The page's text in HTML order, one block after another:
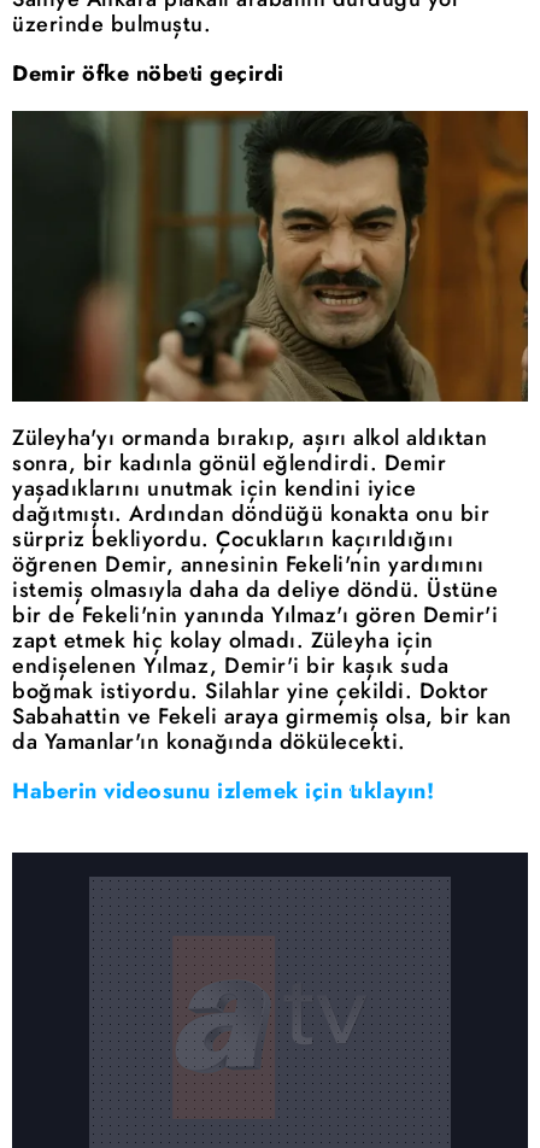
üzerinde bulmuştu.
Demir öfke nöbeti geçirdi
Züleyha'yı ormanda bırakıp, aşırı alkol aldıktan
sonra, bir kadınla gönül eğlendirdi. Demir
yaşadıklarını unutmak için kendini iyice
dağıtmıştı. Ardından döndüğü konakta onu bir
sürpriz bekliyordu. Çocukların kaçırıldığını
öğrenen Demir, annesinin Fekeli'nin yardımını
istemiş olmasıyla daha da deliye döndü. Üstüne
bir de Fekeli'nin yanında Yılmaz'ı gören Demir'i
zapt etmek hiç kolay olmadı. Züleyha için
endişelenen Yılmaz, Demir'i bir kaşık suda
boğmak istiyordu. Silahlar yine çekildi. Doktor
Sabahattin ve Fekeli araya girmemiş olsa, bir kan
da Yamanlar'ın konağında dökülecekti.
Haberin videosunu izlemek için tıklayın!